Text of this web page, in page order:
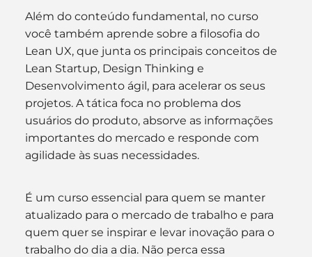
Além do conteúdo fundamental, no curso
você também aprende sobre a filosofia do
Lean UX, que junta os principais conceitos de
Lean Startup, Design Thinking e
Desenvolvimento ágil, para acelerar os seus
projetos. A tática foca no problema dos
usuários do produto, absorve as informações
importantes do mercado e responde com
agilidade às suas necessidades.
É um curso essencial para quem se manter
atualizado para o mercado de trabalho e para
quem quer se inspirar e levar inovação para o
trabalho do dia a dia. Não perca essa